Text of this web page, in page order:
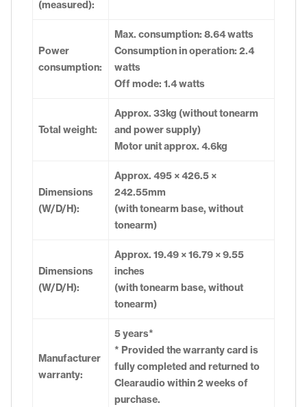
(measured):
Power
consumption:
Max. consumption: 8.64 watts
Consumption in operation: 2.4
watts
Off mode: 1.4 watts
Total weight:
Approx. 33kg (without tonearm
and power supply)
Motor unit approx. 4.6kg
Dimensions
(W/D/H):
Approx. 495 × 426.5 ×
242.55mm
(with tonearm base, without
tonearm)
Dimensions
(W/D/H):
Approx. 19.49 × 16.79 × 9.55
inches
(with tonearm base, without
tonearm)
Manufacturer
warranty:
5 years*
* Provided the warranty card is
fully completed and returned to
Clearaudio within 2 weeks of
purchase.